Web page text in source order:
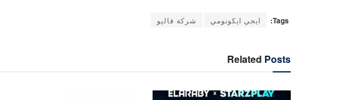
Tags: ايجي ايكونومي شركة فاليو
Related Posts